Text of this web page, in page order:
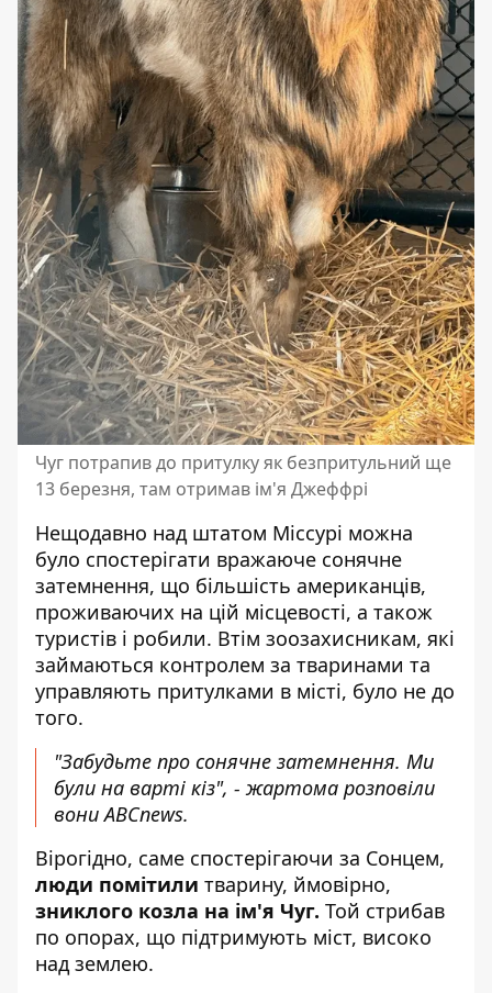
Чуг потрапив до притулку як безпритульний ще
13 березня, там отримав ім'я Джеффрі
Нещодавно над штатом Міссурі можна
було спостерігати вражаюче сонячне
затемнення, що більшість американців,
проживаючих на цій місцевості, а також
туристів і робили. Втім зоозахисникам, які
займаються контролем за тваринами та
управляють притулками в місті, було не до
того.
"Забудьте про сонячне затемнення. Ми
були на варті кіз", - жартома розповіли
вони ABCnews.
Вірогідно, саме спостерігаючи за Сонцем,
люди помітили тварину, ймовірно,
зниклого козла на ім'я Чуг. Той стрибав
по опорах, що підтримують міст, високо
над землею.